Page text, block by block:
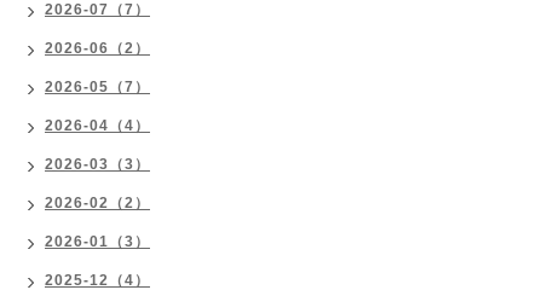
2026-07（7）
2026-06（2）
2026-05（7）
2026-04（4）
2026-03（3）
2026-02（2）
2026-01（3）
2025-12（4）